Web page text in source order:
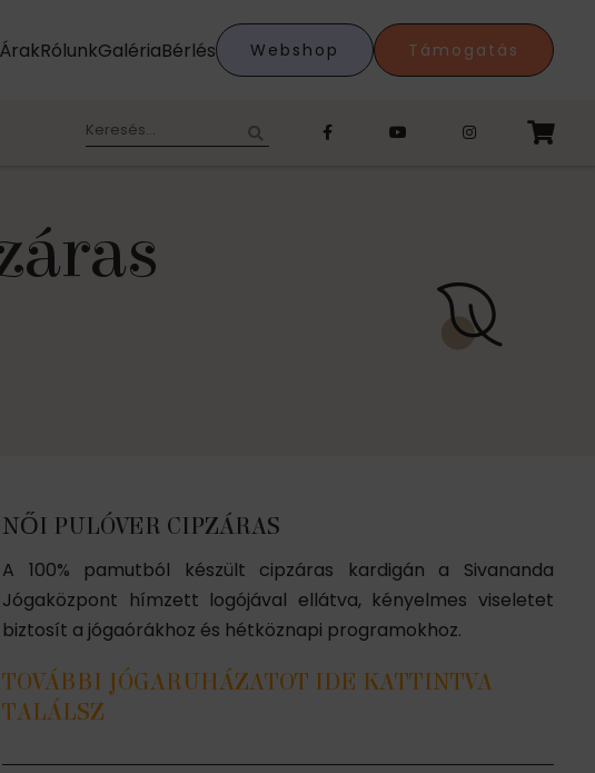
ÁrakRólunkGalériaBérlés Webshop Támogatás
Keresés:
NŐI PULÓVER CIPZÁRAS
A 100% pamutból készült cipzáras kardigán a Sivananda
Jógaközpont hímzett logójával ellátva, kényelmes viseletet
biztosít a jógaórákhoz és hétköznapi programokhoz.
TOVÁBBI JÓGARUHÁZATOT IDE KATTINTVA
TALÁLSZ